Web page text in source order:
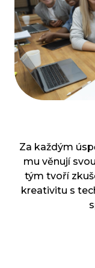
Za každým
mu věnují
tým tvoří
kreativitu s